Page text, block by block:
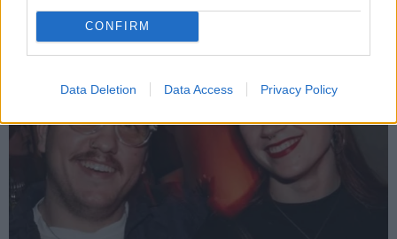
CONFIRM
Data Deletion Data Access Privacy Policy